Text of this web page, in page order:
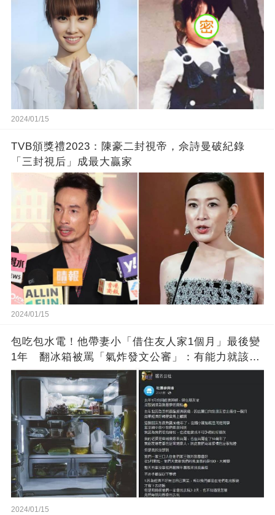
2024/01/15
TVB頒獎禮2023：陳豪二封視帝，佘詩曼破紀錄
「三封視后」成最大贏家
2024/01/15
包吃包水電！他帶妻小「借住友人家1個月」最後變
1年 翻冰箱被罵「氣炸發文公審」：有能力就該大
方
2024/01/15